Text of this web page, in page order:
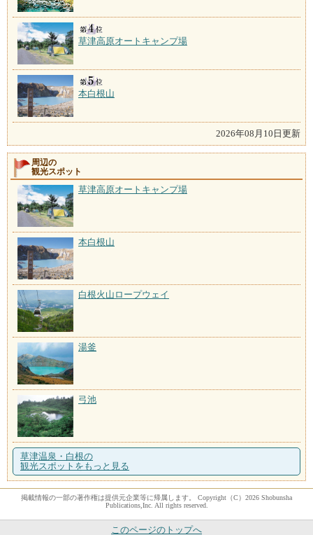
草津高原オートキャンプ場
本白根山
2026年08月10日更新
周辺の
観光スポット
草津高原オートキャンプ場
本白根山
白根火山ロープウェイ
湯釜
弓池
草津温泉・白根の
観光スポットをもっと見る
掲載情報の一部の著作権は提供元企業等に帰属します。 Copyright（C）2026 Shobunsha
Publications,Inc. All rights reserved.
このページのトップへ